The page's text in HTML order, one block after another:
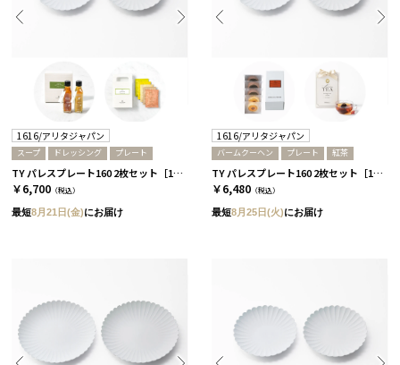
1616/アリタジャパン
スープ ドレッシング プレート
TY パレスプレート160 2枚セット［1616/アリタジャパン］+ドレッシング+スープ
￥6,700 （税込）
最短8月21日(金)にお届け
1616/アリタジャパン
バームクーヘン プレート 紅茶
TY パレスプレート160 2枚セット［1616/アリタジャパン］+バームクーヘン+紅茶
￥6,480 （税込）
最短8月25日(火)にお届け